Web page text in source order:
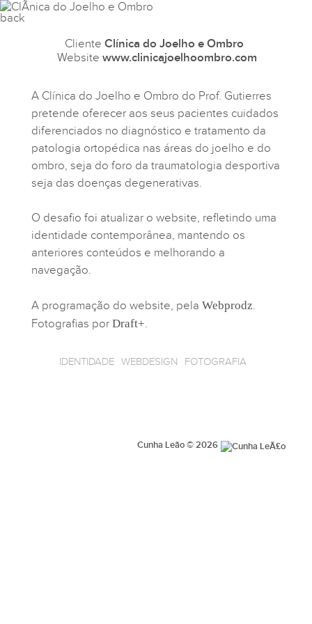
ClienteClínica do Joelho e Ombro
Websitewww.clinicajoelhoombro.com
A Clínica do Joelho e Ombro do Prof. Gutierres
pretende oferecer aos seus pacientes cuidados
diferenciados no diagnóstico e tratamento da
patologia ortopédica nas áreas do joelho e do
ombro, seja do foro da traumatologia desportiva
seja das doenças degenerativas.
O desafio foi atualizar o website, refletindo uma
identidade contemporânea, mantendo os
anteriores conteúdos e melhorando a
navegação.
A programação do website, pela Webprodz.
Fotografias por Draft+.
IDENTIDADE WEBDESIGN FOTOGRAFIA
Cunha Leão © 2026